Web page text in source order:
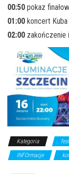
00:50 pokaz
01:00 koncert
02:00 zakończenie
Kategoria
INFOrmacje